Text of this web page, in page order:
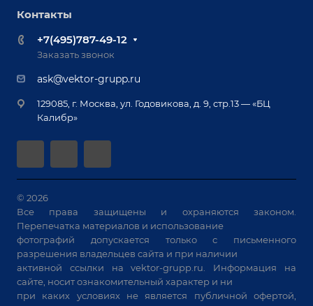
Выставки и мероприятия
Вопрос ответ
Реквизиты
Документы
Оборудование для приварки крепежа
Приварной крепеж
Специализированные решения для сварки
Позиционеры и вращатели
Машины контактной сварки
Универсальные зажимы
Системы аспирации
Станки лазерной резки
Решения для учебных заведений
Обучение
Лизинг
Гарантия
автоматизации
Контакты
+7(495)787-49-12
Заказать звонок
ask@vektor-grupp.ru
129085, г. Москва, ул. Годовикова, д. 9, стр.13 — «БЦ
Калибр»
© 2026
Все права защищены и охраняются законом.
Перепечатка материалов и использование
фотографий допускается только с письменного
разрешения владельцев сайта и при наличии
активной ссылки наvektor-grupp.ru . Информация на
сайте, носит ознакомительный характер и ни
при каких условиях не является публичной офертой,